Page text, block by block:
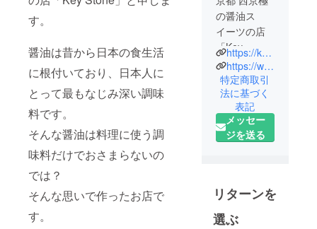
す。
醤油は昔から日本の食生活
に根付いており、日本人に
とって最もなじみ深い調味
料です。
そんな醤油は料理に使う調
味料だけでおさまらないの
では？
そんな思いで作ったお店で
す。
の醤油ス
イーツの店
「Key
Stone」で
す。京都の
澤井醤油本
店の風味豊
かな醤油を
使ったス
もっと皆様
に知ってい
ただきたい
https://keystone-sawaishoyu.com
https://www.instagram.com/keystone_leonidas/
特定商取引
法に基づく
表記
メッセー
ジを送る
リターンを
選ぶ